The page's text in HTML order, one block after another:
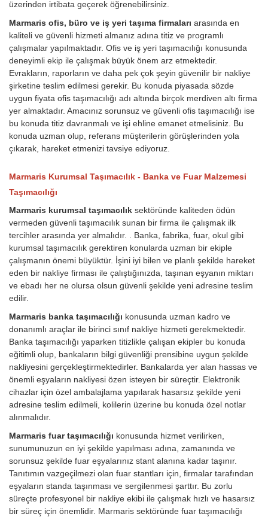
üzerinden irtibata geçerek öğrenebilirsiniz.
Marmaris ofis, büro ve iş yeri taşıma firmaları arasında en
kaliteli ve güvenli hizmeti almanız adına titiz ve programlı
çalışmalar yapılmaktadır. Ofis ve iş yeri taşımacılığı konusunda
deneyimli ekip ile çalışmak büyük önem arz etmektedir.
Evrakların, raporların ve daha pek çok şeyin güvenilir bir nakliye
şirketine teslim edilmesi gerekir. Bu konuda piyasada sözde
uygun fiyata ofis taşımacılığı adı altında birçok merdiven altı firma
yer almaktadır. Amacınız sorunsuz ve güvenli ofis taşımacılığı ise
bu konuda titiz davranmalı ve işi ehline emanet etmelisiniz. Bu
konuda uzman olup, referans müşterilerin görüşlerinden yola
çıkarak, hareket etmenizi tavsiye ediyoruz.
Marmaris Kurumsal Taşımacılık - Banka ve Fuar Malzemesi
Taşımacılığı
Marmaris kurumsal taşımacılık sektöründe kaliteden ödün
vermeden güvenli taşımacılık sunan bir firma ile çalışmak ilk
tercihler arasında yer almalıdır. . Banka, fabrika, fuar, okul gibi
kurumsal taşımacılık gerektiren konularda uzman bir ekiple
çalışmanın önemi büyüktür. İşini iyi bilen ve planlı şekilde hareket
eden bir nakliye firması ile çalıştığınızda, taşınan eşyanın miktarı
ve ebadı her ne olursa olsun güvenli şekilde yeni adresine teslim
edilir.
Marmaris banka taşımacılığı konusunda uzman kadro ve
donanımlı araçlar ile birinci sınıf nakliye hizmeti gerekmektedir.
Banka taşımacılığı yaparken titizlikle çalışan ekipler bu konuda
eğitimli olup, bankaların bilgi güvenliği prensibine uygun şekilde
nakliyesini gerçekleştirmektedirler. Bankalarda yer alan hassas ve
önemli eşyaların nakliyesi özen isteyen bir süreçtir. Elektronik
cihazlar için özel ambalajlama yapılarak hasarsız şekilde yeni
adresine teslim edilmeli, kolilerin üzerine bu konuda özel notlar
alınmalıdır.
Marmaris fuar taşımacılığı konusunda hizmet verilirken,
sunumunuzun en iyi şekilde yapılması adına, zamanında ve
sorunsuz şekilde fuar eşyalarınız stant alanına kadar taşınır.
Tanıtımın vazgeçilmezi olan fuar stantları için, firmalar tarafından
eşyaların standa taşınması ve sergilenmesi şarttır. Bu zorlu
süreçte profesyonel bir nakliye ekibi ile çalışmak hızlı ve hasarsız
bir süreç için önemlidir. Marmaris sektöründe fuar taşımacılığı